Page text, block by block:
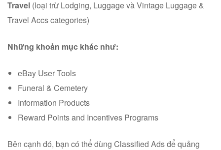
Travel (loại trừ Lodging, Luggage và Vintage Luggage &
Travel Accs categories)
Những khoản mục khác như:
eBay User Tools
Funeral & Cemetery
Information Products
Reward Points and Incentives Programs
Bên cạnh đó, bạn có thể dùng Classified Ads để quảng